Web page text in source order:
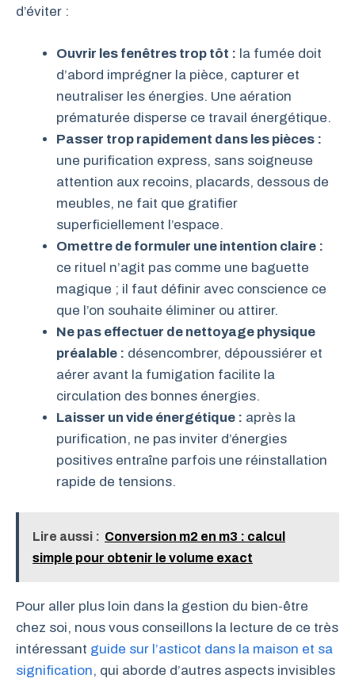
d’éviter :
Ouvrir les fenêtres trop tôt : la fumée doit
d’abord imprégner la pièce, capturer et
neutraliser les énergies. Une aération
prématurée disperse ce travail énergétique.
Passer trop rapidement dans les pièces :
une purification express, sans soigneuse
attention aux recoins, placards, dessous de
meubles, ne fait que gratifier
superficiellement l’espace.
Omettre de formuler une intention claire :
ce rituel n’agit pas comme une baguette
magique ; il faut définir avec conscience ce
que l’on souhaite éliminer ou attirer.
Ne pas effectuer de nettoyage physique
préalable : désencombrer, dépoussiérer et
aérer avant la fumigation facilite la
circulation des bonnes énergies.
Laisser un vide énergétique : après la
purification, ne pas inviter d’énergies
positives entraîne parfois une réinstallation
rapide de tensions.
Lire aussi : Conversion m2 en m3 : calcul
simple pour obtenir le volume exact
Pour aller plus loin dans la gestion du bien-être
chez soi, nous vous conseillons la lecture de ce très
intéressant guide sur l’asticot dans la maison et sa
signification, qui aborde d’autres aspects invisibles